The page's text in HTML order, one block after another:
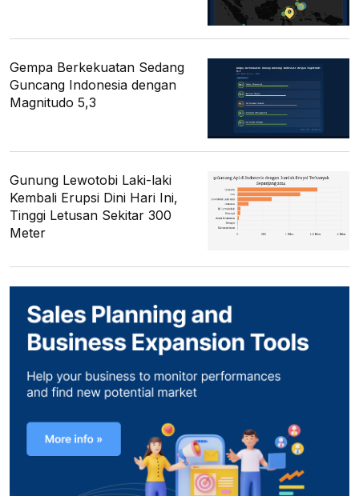
Gempa Berkekuatan Sedang
Guncang Indonesia dengan
Magnitudo 5,3
Gunung Lewotobi Laki-laki
Kembali Erupsi Dini Hari Ini,
Tinggi Letusan Sekitar 300
Meter